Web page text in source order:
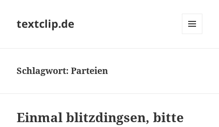
textclip.de
Schlagwort:Parteien
Einmal blitzdingsen, bitte